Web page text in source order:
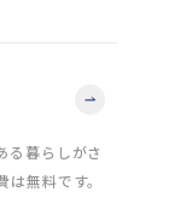
る暮らしがさ
無料です。